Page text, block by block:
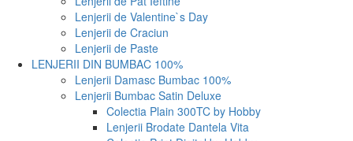
Lenjerii de Valentine`s Day
Lenjerii de Craciun
Lenjerii de Paste
LENJERII DIN BUMBAC 100%
Lenjerii Damasc Bumbac 100%
Lenjerii Bumbac Satin Deluxe
Colectia Plain 300TC by Hobby
Lenjerii Brodate Dantela Vita